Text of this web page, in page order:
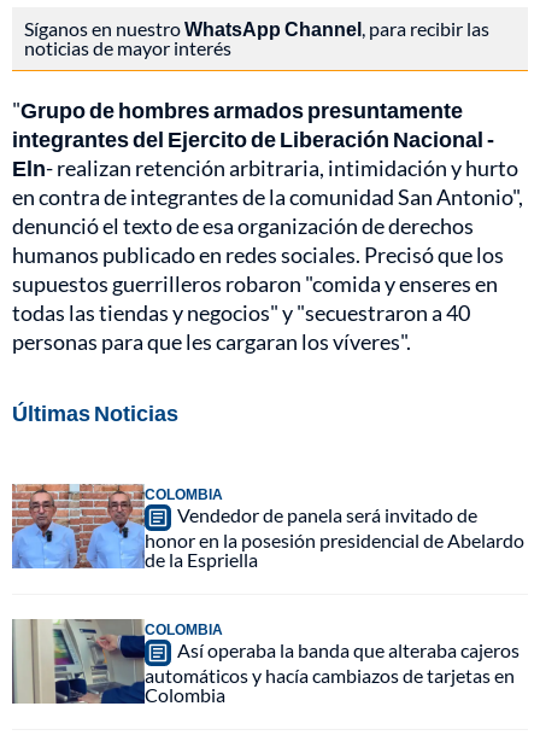
Síganos en nuestroWhatsApp Channel, para recibir las
noticias de mayor interés
"Grupo de hombres armados presuntamente
integrantes del Ejercito de Liberación Nacional -
Eln- realizan retención arbitraria, intimidación y hurto
en contra de integrantes de la comunidad San Antonio",
denunció el texto de esa organización de derechos
humanos publicado en redes sociales. Precisó que los
supuestos guerrilleros robaron "comida y enseres en
todas las tiendas y negocios" y "secuestraron a 40
personas para que les cargaran los víveres".
Últimas Noticias
COLOMBIA
Vendedor de panela será invitado de
honor en la posesión presidencial de Abelardo
de la Espriella
COLOMBIA
Así operaba la banda que alteraba cajeros
automáticos y hacía cambiazos de tarjetas en
Colombia